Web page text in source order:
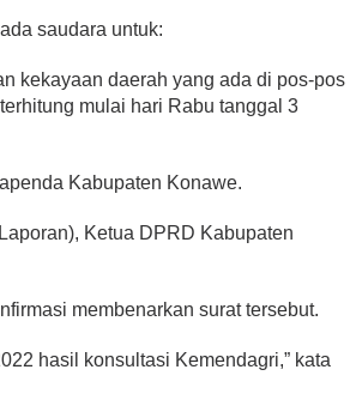
saudara untuk:
kekayaan daerah yang ada di pos-pos
mulai hari Rabu tanggal 3
Kabupaten Konawe.
Ketua DPRD Kabupaten
membenarkan surat tersebut.
hasil konsultasi Kemendagri,” kata